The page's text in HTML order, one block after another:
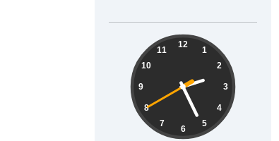
02:25:41 12
1
2
3
4
5
6
7
8
9
10
11